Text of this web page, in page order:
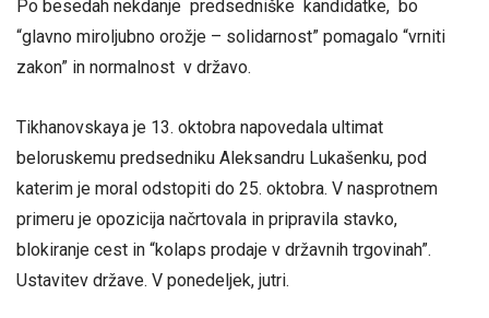
Po besedah ​​nekdanje predsedniške kandidatke, bo
“glavno miroljubno orožje – solidarnost” pomagalo “vrniti
zakon” in normalnost v državo.
Tikhanovskaya je 13. oktobra napovedala ultimat
beloruskemu predsedniku Aleksandru Lukašenku, pod
katerim je moral odstopiti do 25. oktobra. V nasprotnem
primeru je opozicija načrtovala in pripravila stavko,
blokiranje cest in “kolaps prodaje v državnih trgovinah”.
Ustavitev države. V ponedeljek, jutri.